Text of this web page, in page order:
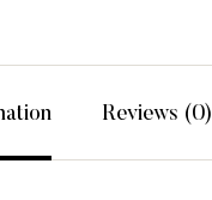
Reviews (0)